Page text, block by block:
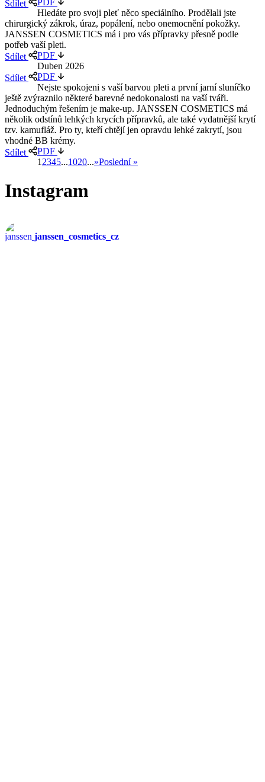
Sdílet
Hledáte pro svoji pleť něco speciálního. Prodělali jste
chirurgický zákrok, úraz, popálení, nebo onemocnění pokožky.
JANSSEN COSMETICS má i pro vás přípravky přesně podle
potřeb vaší pleti.
Sdílet
PDF
Duben 2026
Sdílet
PDF
Nejste spokojeni s vaší barvou pleti a první jarní sluníčko
ještě zvýraznilo některé barevné nedokonalosti na vaší tváři.
Jednoduchým řešením je make-up. JANSSEN COSMETICS má
několik odstínů lehkých krycích přípravků, ale také vydatnější krytí
tzv. kamufláž. Pro ty, kteří chtějí jen opravdu lehké zakrytí, jsou
vhodné BB krémy.
Sdílet
PDF
1 2345...1020...»Poslední »
Instagram
janssen_cosmetics_cz